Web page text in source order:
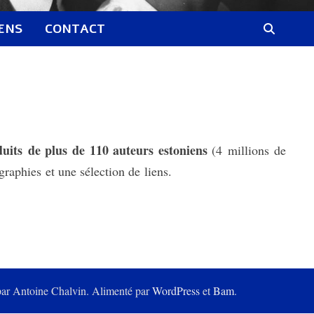
CONTACT
de plus de 110 auteurs estoniens (4 millions de
et une sélection de liens.
Antoine Chalvin. Alimenté parWordPressetBam.